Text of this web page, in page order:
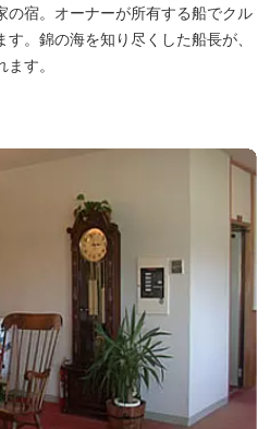
の宿。オーナーが所有する船でクル
。錦の海を知り尽くした船長が、
す。